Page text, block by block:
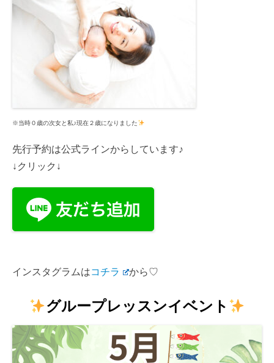
※当時０歳の次女と私♪現在２歳になりました
先行予約は公式ラインからしています♪
↓クリック↓
インスタグラムはコチラ から♡
グループレッスンイベント